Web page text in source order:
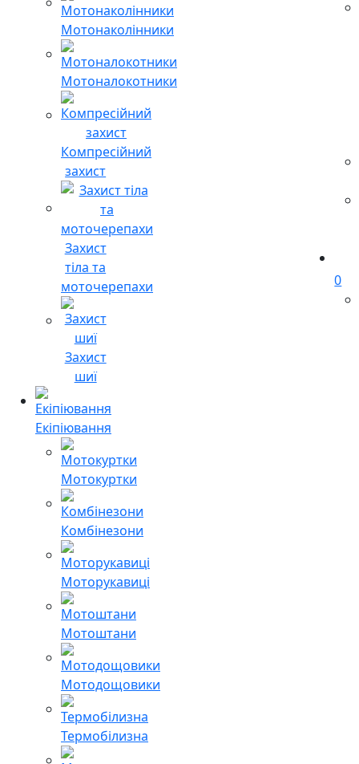
Мотонаколінники
Мотоналокотники
Компресійний
захист
Захист
тіла та
моточерепахи
Захист
шиї
Екіпіювання
Мотокуртки
Комбінезони
Моторукавиці
Мотоштани
Мотодощовики
Термобілизна
0